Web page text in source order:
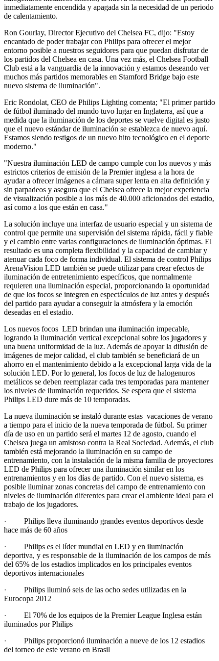
inmediatamente encendida y apagada sin la necesidad de un periodo
de calentamiento.
Ron Gourlay, Director Ejecutivo del Chelsea FC, dijo: "Estoy
encantado de poder trabajar con Philips para ofrecer el mejor
entorno posible a nuestros seguidores para que puedan disfrutar de
los partidos del Chelsea en casa. Una vez más, el Chelsea Football
Club está a la vanguardia de la innovación y estamos deseando ver
muchos más partidos memorables en Stamford Bridge bajo este
nuevo sistema de iluminación".
Eric Rondolat, CEO de Philips Lighting comenta; "El primer partido
de fútbol iluminado del mundo tuvo lugar en Inglaterra, así que a
medida que la iluminación de los deportes se vuelve digital es justo
que el nuevo estándar de iluminación se establezca de nuevo aquí.
Estamos siendo testigos de un nuevo hito tecnológico en el deporte
moderno."
"Nuestra iluminación LED de campo cumple con los nuevos y más
estrictos criterios de emisión de la Premier inglesa a la hora de
ayudar a ofrecer imágenes a cámara super lenta en alta definición y
sin parpadeos y asegura que el Chelsea ofrece la mejor experiencia
de visualización posible a los más de 40.000 aficionados del estadio,
así como a los que están en casa."
La solución incluye una interfaz de usuario especial y un sistema de
control que permite una supervisión del sistema rápida, fácil y fiable
y el cambio entre varias configuraciones de iluminación óptimas. El
resultado es una completa flexibilidad y la capacidad de cambiar y
atenuar cada foco de forma individual. El sistema de control Philips
ArenaVision LED también se puede utilizar para crear efectos de
iluminación de entretenimiento específicos, que normalmente
requieren una iluminación especial, proporcionando la oportunidad
de que los focos se integren en espectáculos de luz antes y después
del partido para ayudar a conseguir la atmósfera y la emoción
deseadas en el estadio.
Los nuevos focos LED brindan una iluminación impecable,
logrando la iluminación vertical excepcional sobre los jugadores y
una buena uniformidad de la luz. Además de apoyar la difusión de
imágenes de mejor calidad, el club también se beneficiará de un
ahorro en el mantenimiento debido a la excepcional larga vida de la
solución LED. Por lo general, los focos de luz de halogenuros
metálicos se deben reemplazar cada tres temporadas para mantener
los niveles de iluminación requeridos. Se espera que el sistema
Philips LED dure más de 10 temporadas.
La nueva iluminación se instaló durante estas vacaciones de verano
a tiempo para el inicio de la nueva temporada de fútbol. Su primer
día de uso en un partido será el martes 12 de agosto, cuando el
Chelsea juega un amistoso contra la Real Sociedad. Además, el club
también está mejorando la iluminación en su campo de
entrenamiento, con la instalación de la misma familia de proyectores
LED de Philips para ofrecer una iluminación similar en los
entrenamientos y en los días de partido. Con el nuevo sistema, es
posible iluminar zonas concretas del campo de entrenamiento con
niveles de iluminación diferentes para crear el ambiente ideal para el
trabajo de los jugadores.
· Philips lleva iluminando grandes eventos deportivos desde
hace más de 60 años
· Philips es el líder mundial en LED y en iluminación
deportiva, y es responsable de la iluminación de los campos de más
del 65% de los estadios implicados en los principales eventos
deportivos internacionales
· Philips iluminó seis de las ocho sedes utilizadas en la
Eurocopa 2012
· El 70% de los equipos de la Premier League Inglesa están
iluminados por Philips
· Philips proporcionó iluminación a nueve de los 12 estadios
del torneo de este verano en Brasil